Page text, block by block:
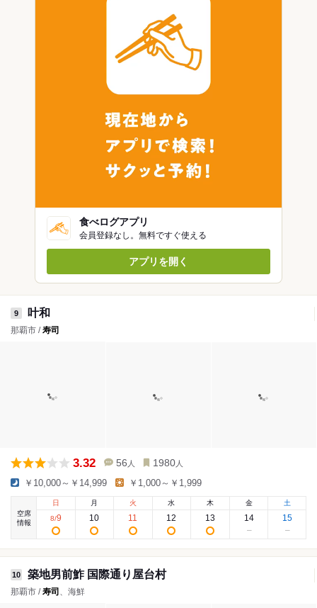
食べログアプリ
会員登録なし。無料ですぐ使える
アプリを開く
9 叶和
那覇市 /寿司
3.32 56 人 1980 人
￥10,000～￥14,999 ￥1,000～￥1,999
空席
情報
日
8/9
月
10
火
11
水
12
木
13
金
14
土
15
10 築地男前鮓 国際通り屋台村
那覇市 /寿司 、海鮮